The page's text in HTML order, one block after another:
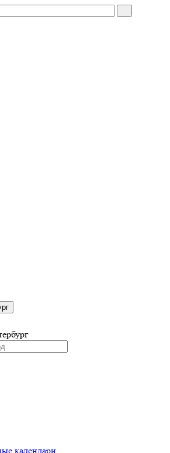
календари